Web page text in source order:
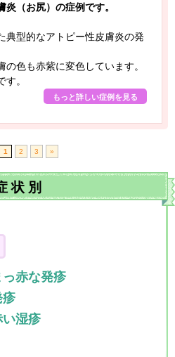
（お尻）の症例です。
典型的なアトピー性皮膚炎の発
色も赤紫に変色しています。
。
もっと詳しい症例を見る
1 2 3 »
状 別
赤な発疹
疹
湿疹